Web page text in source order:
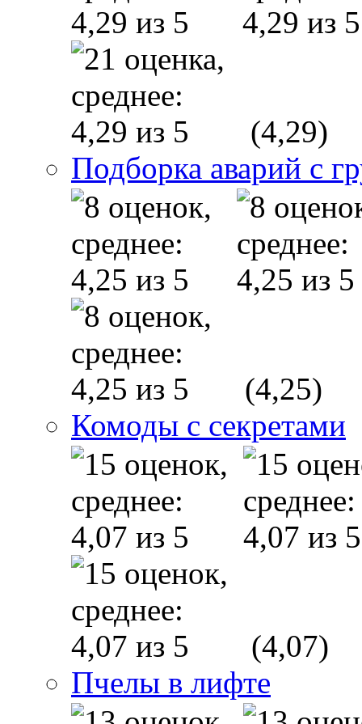
(4,29)
Подборка аварий с
(4,25)
Комоды с секретами
(4,07)
Пчелы в лифте